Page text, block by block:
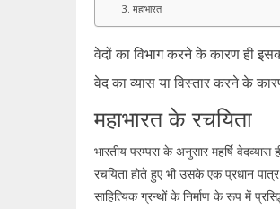
3. महाभारत
वेदों का विभाग करने के कारण ही
वेद का व्यास या विस्तार करने के
महाभारत के रचयिता
भारतीय परम्परा के अनुसार महर्षि
रचयिता होते हुए भी उसके एक प्रधान
साहित्यिक ग्रन्थों के निर्माण के रूप में